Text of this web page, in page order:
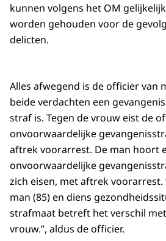
kunnen volgens het OM
worden gehouden voor de
delicten.
Alles afwegend is de officier van
beide verdachten een
straf is. Tegen de vrouw eist de
onvoorwaardelijke
aftrek voorarrest. De man hoort
onvoorwaardelijke
zich eisen, met aftrek voorarrest.
man (85) en diens
strafmaat betreft het verschil
vrouw.”, aldus de officier.